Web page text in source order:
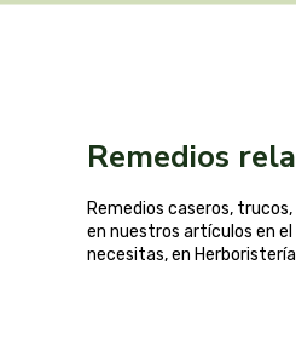
Remedios
Remedios caseros,
en nuestros artículos en
necesitas, en Herboristería